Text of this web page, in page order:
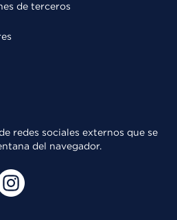
de terceros
redes sociales externos que se
del navegador.